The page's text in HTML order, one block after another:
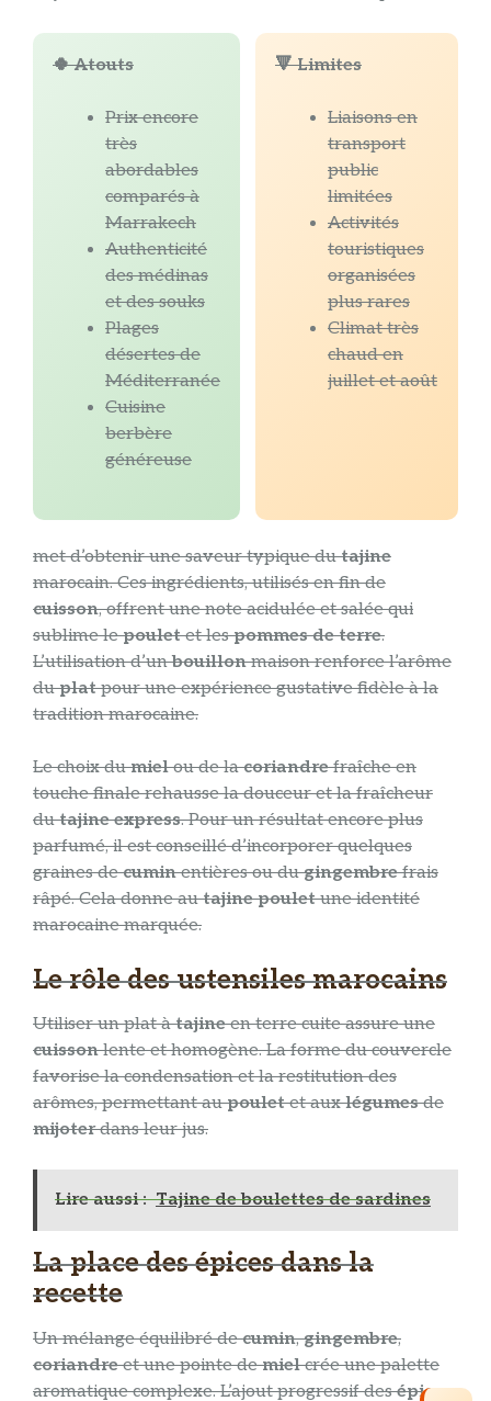
🍀 Atouts
Prix encore
très
abordables
comparés à
Marrakech
Authenticité
des médinas
et des souks
Plages
désertes de
Méditerranée
Cuisine
berbère
généreuse
🔻 Limites
Liaisons en
transport
public
limitées
Activités
touristiques
organisées
plus rares
Climat très
chaud en
juillet et août
met d’obtenir une saveur typique dutajine
marocain. Ces ingrédients, utilisés en fin de
cuisson, offrent une note acidulée et salée qui
sublime lepouletet lespommes de terre.
L’utilisation d’unbouillonmaison renforce l’arôme
duplatpour une expérience gustative fidèle à la
tradition marocaine.
Le choix dumielou de lacoriandrefraîche en
touche finale rehausse la douceur et la fraîcheur
dutajine express. Pour un résultat encore plus
parfumé, il est conseillé d’incorporer quelques
graines decuminentières ou dugingembrefrais
râpé. Cela donne autajine pouletune identité
marocaine marquée.
Le rôle des ustensiles marocains
Utiliser un plat àtajineen terre cuite assure une
cuissonlente et homogène. La forme du couvercle
favorise la condensation et la restitution des
arômes, permettant aupouletet auxlégumesde
mijoterdans leur jus.
Lire aussi : Tajine de boulettes de sardines
La place des épices dans la
recette
Un mélange équilibré decumin,gingembre,
coriandreet une pointe demielcrée une palette
aromatique complexe. L’ajout progressif desépices